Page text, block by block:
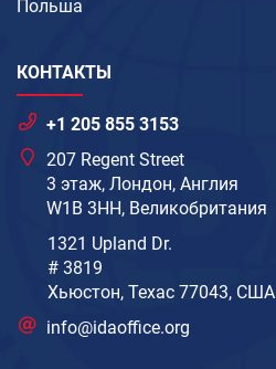
Польша
КОНТАКТЫ
+1 205 855 3153
207 Regent Street
3 этаж, Лондон, Англия
W1B 3HH, Великобритания
1321 Upland Dr.
# 3819
Хьюстон, Техас 77043, США
info@idaoffice.org